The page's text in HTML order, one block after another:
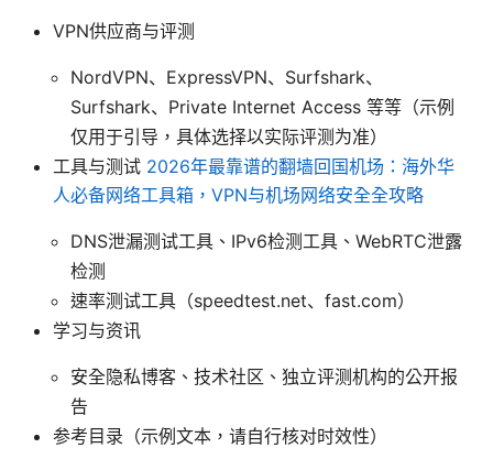
VPN供应商与评测
NordVPN、ExpressVPN、Surfshark、
Surfshark、Private Internet Access 等等（示例
仅用于引导，具体选择以实际评测为准）
工具与测试 2026年最靠谱的翻墙回国机场：海外华
人必备网络工具箱，VPN与机场网络安全全攻略
DNS泄漏测试工具、IPv6检测工具、WebRTC泄露
检测
速率测试工具（speedtest.net、fast.com）
学习与资讯
安全隐私博客、技术社区、独立评测机构的公开报
告
参考目录（示例文本，请自行核对时效性）